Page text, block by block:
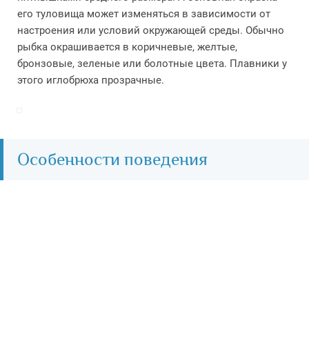
его туловища может изменяться в зависимости от
настроения или условий окружающей среды. Обычно
рыбка окрашивается в коричневые, желтые,
бронзовые, зеленые или болотные цвета. Плавники у
этого иглобрюха прозрачные.
Особенности поведения